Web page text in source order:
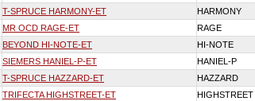
T-SPRUCE HARMONY-ET HARMONY
MR OCD RAGE-ET RAGE
BEYOND HI-NOTE-ET HI-NOTE
SIEMERS HANIEL-P-ET HANIEL-P
T-SPRUCE HAZZARD-ET HAZZARD
TRIFECTA HIGHSTREET-ET HIGHSTREET